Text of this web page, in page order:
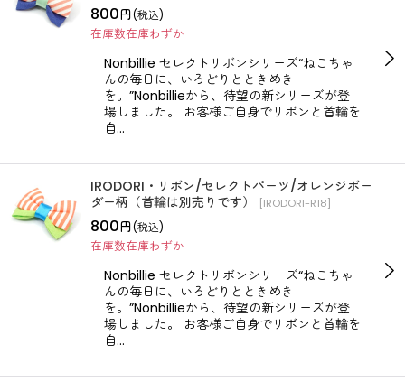
800円(税込)
在庫数在庫わずか
Nonbillie セレクトリボンシリーズ“ねこちゃ
んの毎日に、いろどりとときめき
を。”Nonbillieから、待望の新シリーズが登
場しました。 お客様ご自身でリボンと首輪を
自…
IRODORI・リボン/セレクトパーツ/オレンジボー
ダー柄（首輪は別売りです）
[IRODORI-R18]
800円(税込)
在庫数在庫わずか
Nonbillie セレクトリボンシリーズ“ねこちゃ
んの毎日に、いろどりとときめき
を。”Nonbillieから、待望の新シリーズが登
場しました。 お客様ご自身でリボンと首輪を
自…